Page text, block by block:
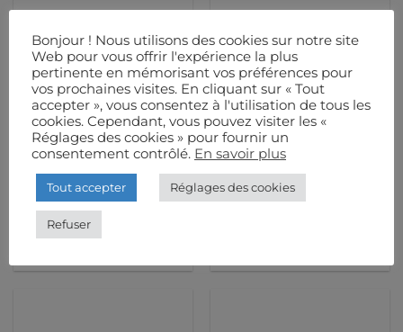
LEVAGE
AS – Câble Moteur 25M
N.C
LEVAGE
Bonjour ! Nous utilisons des cookies sur notre site
Web pour vous offrir l'expérience la plus
pertinente en mémorisant vos préférences pour
vos prochaines visites. En cliquant sur « Tout
accepter », vous consentez à l'utilisation de tous les
cookies. Cependant, vous pouvez visiter les «
Réglages des cookies » pour fournir un
consentement contrôlé. En savoir plus
Tout accepter Réglages des cookies
Refuser